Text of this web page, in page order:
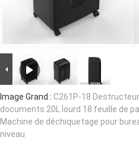
Image Grand : C261P-18
documents 20L lourd 18 feuille de
Machine de déchiquetage pour
niveau